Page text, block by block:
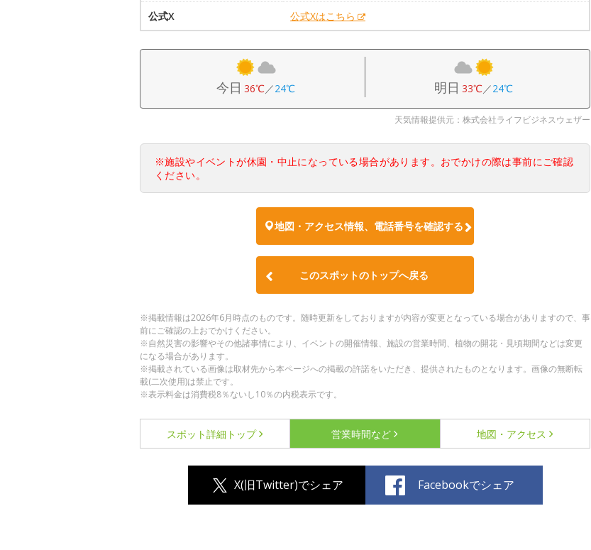
公式X 公式Xはこちら
今日 36℃／24℃ 明日 33℃／24℃
天気情報提供元：株式会社ライフビジネスウェザー
※施設やイベントが休園・中止になっている場合があります。おでかけの際は事前にご確認
ください。
地図・アクセス情報、電話番号を確認する
このスポットのトップへ戻る
※掲載情報は2026年6月時点のものです。随時更新をしておりますが内容が変更となっている場合がありますので、事
前にご確認の上おでかけください。
※自然災害の影響やその他諸事情により、イベントの開催情報、施設の営業時間、植物の開花・見頃期間などは変更
になる場合があります。
※掲載されている画像は取材先から本ページへの掲載の許諾をいただき、提供されたものとなります。画像の無断転
載(二次使用)は禁止です。
※表示料金は消費税8％ないし10％の内税表示です。
スポット詳細 トップ 営業時間など 地図・アクセス
X(旧Twitter)でシェア Facebookでシェア